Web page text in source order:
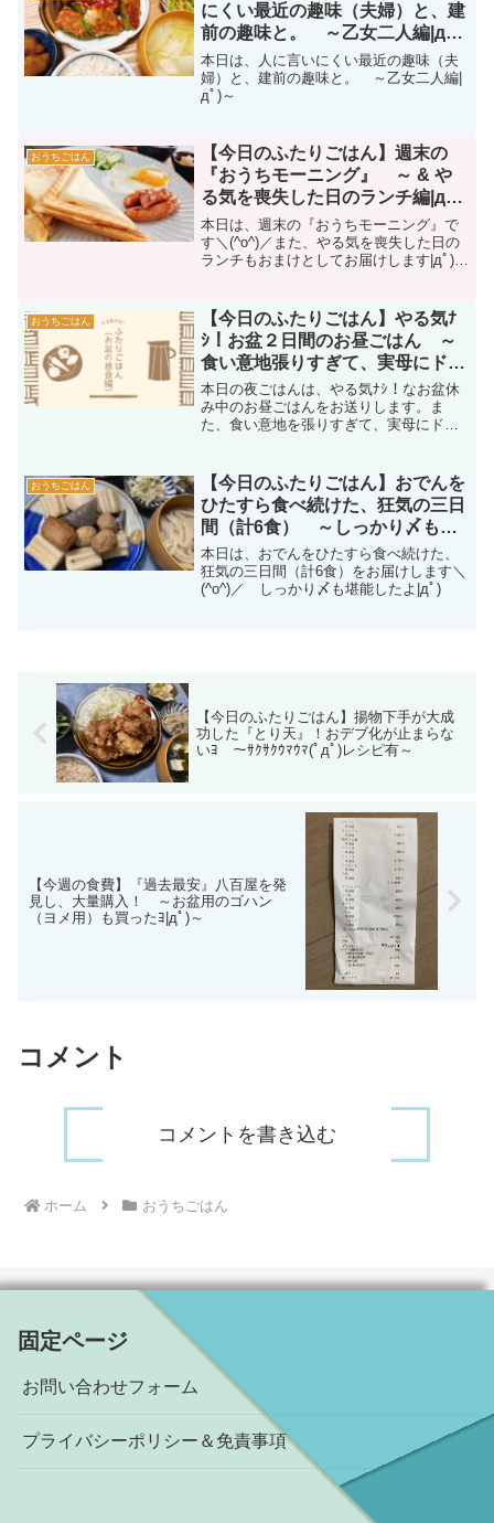
にくい最近の趣味（夫婦）と、建
前の趣味と。 ～乙女二人編|дﾟ)
～
本日は、人に言いにくい最近の趣味（夫
婦）と、建前の趣味と。 ～乙女二人編|
дﾟ)～
おうちごはん
【今日のふたりごはん】週末の
『おうちモーニング』 ～ & や
る気を喪失した日のランチ編|дﾟ)
～
本日は、週末の『おうちモーニング』で
す＼(^o^)／また、やる気を喪失した日の
ランチもおまけとしてお届けします|дﾟ)同
おうちごはん
【今日のふたりごはん】やる気ﾅ
ｼ！お盆２日間のお昼ごはん ～
食い意地張りすぎて、実母にドン
引きされた思い出編|дﾟ)～
本日の夜ごはんは、やる気ﾅｼ！なお盆休
み中のお昼ごはんをお送りします。ま
た、食い意地を張りすぎて、実母にドン
おうちごはん
【今日のふたりごはん】おでんを
ひたすら食べ続けた、狂気の三日
間（計6食） ～しっかり〆も堪
能編|дﾟ)～
本日は、おでんをひたすら食べ続けた、
狂気の三日間（計6食）をお届けします＼
(^o^)／ しっかり〆も堪能したよ|дﾟ)
【今日のふたりごはん】揚物下手が大成
功した『とり天』！おデブ化が止まらな
いﾖ ～ｻｸｻｸｳﾏｳﾏ(ﾟдﾟ)レシピ有～
【今週の食費】『過去最安』八百屋を発
見し、大量購入！ ～お盆用のゴハン
（ヨメ用）も買ったﾖ|дﾟ)～
コメント
コメントを書き込む
ホーム おうちごはん
固定ページ
お問い合わせフォーム
プライバシーポリシー＆免責事項